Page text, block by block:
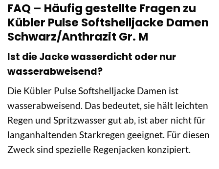
FAQ – Häufig gestellte Fragen zu
Kübler Pulse Softshelljacke Damen
Schwarz/Anthrazit Gr. M
Ist die Jacke wasserdicht oder nur
wasserabweisend?
Die Kübler Pulse Softshelljacke Damen ist
wasserabweisend. Das bedeutet, sie hält leichten
Regen und Spritzwasser gut ab, ist aber nicht für
langanhaltenden Starkregen geeignet. Für diesen
Zweck sind spezielle Regenjacken konzipiert.